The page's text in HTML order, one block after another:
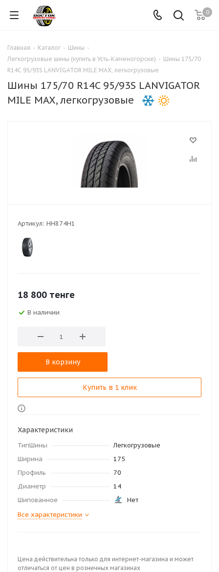
0
Главная - Каталог - Шины -
Легкогрузовые шины (купить в Усть-Каменогорске) - Шины 175/70
R14C 95/93S LANVIGATOR MILE MAX, легкогрузовые
Шины 175/70 R14C 95/93S LANVIGATOR
MILE MAX, легкогрузовые
Артикул: HH874H1
18 800 тенге
В наличии
В корзину
Купить в 1 клик
Характеристики
ТипШины
Легкогрузовые
Ширина
175
Профиль
70
Диаметр
14
Шипованное
Нет
Все характеристики
Цена действительна только для интернет-магазина и может
отличаться от цен в розничных магазинах